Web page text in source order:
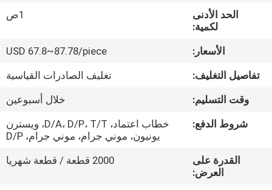
المعمل
رقابة
جودة
اتصل
الحد الأدنى
لكمية:
1ص
الأسعار:
USD 67.8~87.78/piece
تفاصيل التغليف:
تغليف الصادرات القياسية
وقت التسليم:
خلال أسبوعين
شروط الدفع:
خطاب اعتماد، D/A، D/P، T/T، ويسترن
يونيون، موني جرام، موني جرام، D/P
القدرة على
العرض:
2000 قطعة / قطعة شهريا